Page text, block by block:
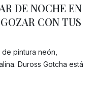
Gracias!
DE NOCHE EN
CON TUS
pintura neón,
Duross Gotcha está